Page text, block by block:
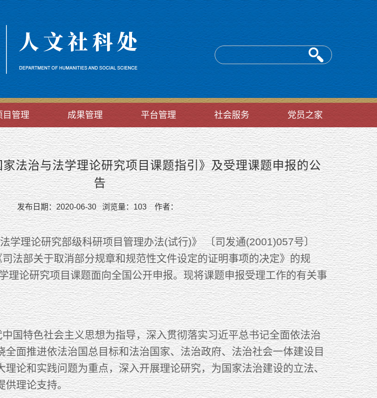
目管理 成果管理 平台管理 社会服务 党员之家
法治与法学理论研究项目课题指引》及受理课题申报的公
告
发布日期：2020-06-30 浏览量：103作者：
理论研究部级科研项目管理办法(试行)》 〔司发通(2001)057号〕
法部关于取消部分规章和规范性文件设定的证明事项的决定》的规
理论研究项目课题面向全国公开申报。现将课题申报受理工作的有关事
特色社会主义思想为指导，深入贯彻落实习近平总书记全面依法治
全面推进依法治国总目标和法治国家、法治政府、法治社会一体建设目
理论和实践问题为重点，深入开展理论研究，为国家法治建设的立法、
供理论支持。